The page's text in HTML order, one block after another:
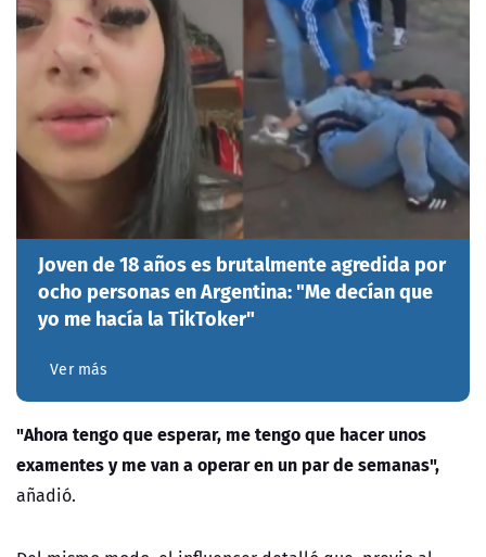
Joven de 18 años es brutalmente agredida por
ocho personas en Argentina: "Me decían que
yo me hacía la TikToker"
Ver más
"Ahora tengo que esperar, me tengo que hacer unos
examentes y me van a operar en un par de semanas",
añadió.